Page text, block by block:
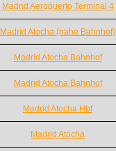
Madrid Aeropuerto Terminal 4
Madrid Atocha (nahe Bahnhof)
Madrid Atocha Bahnhof
Madrid Atocha Bahnhof
Madrid Atocha Hbf
Madrid Atocha